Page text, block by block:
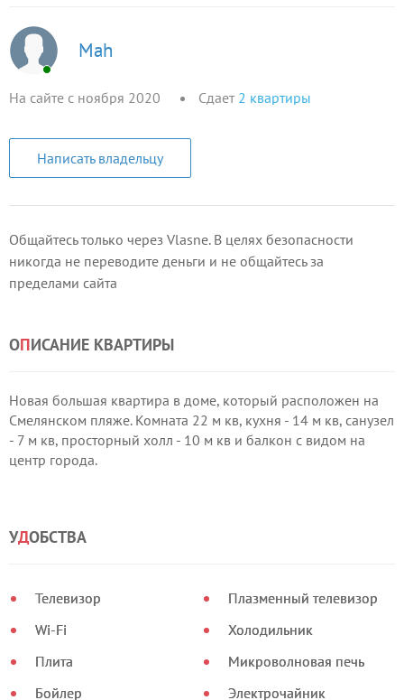
Mah
На сайте с ноября 2020 Сдает 2 квартиры
Написать владельцу
Общайтесь только через Vlasne. В целях безопасности
никогда не переводите деньги и не общайтесь за
пределами сайта
ОПИСАНИЕ КВАРТИРЫ
Новая большая квартира в доме, который расположен на
Смелянском пляже. Комната 22 м кв, кухня - 14 м кв, санузел
- 7 м кв, просторный холл - 10 м кв и балкон с видом на
центр города.
УДОБСТВА
Телевизор
Wi-Fi
Плита
Бойлер
Плазменный телевизор
Холодильник
Микроволновая печь
Электрочайник